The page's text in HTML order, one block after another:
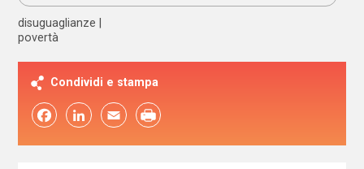
disuguaglianze
povertà
Condividi e stampa
FacebookLinkedIn Email